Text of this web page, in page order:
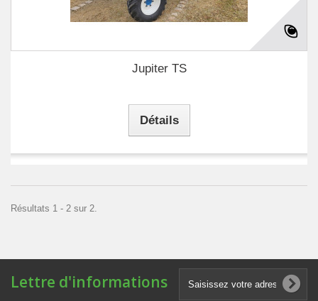
Jupiter TS
Détails
Résultats 1 - 2 sur 2.
Lettre d'informations